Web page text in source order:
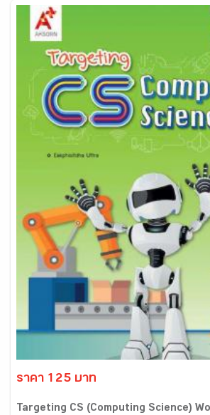
ราคา 125 บาท
Targeting CS (Computing Science)